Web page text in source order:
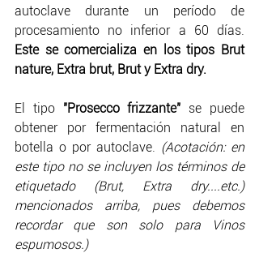
autoclave durante un período de
Este se comercializa en los tipos Brut
nature, Extra brut, Brut y Extra dry.
El tipo "Prosecco frizzante" se puede
obtener por fermentación natural en
botella o por autoclave. (Acotación: en
este tipo no se incluyen los términos de
etiquetado (Brut, Extra dry....etc.)
mencionados arriba, pues debemos
recordar que son solo para Vinos
espumosos.)